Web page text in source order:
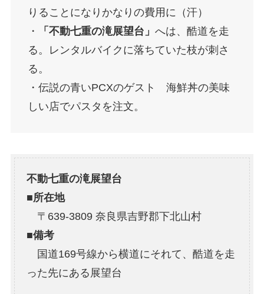
りることになりかなりの費用に（汗）
・
「不動七重の滝展望台」 へは、酷道を走
る。レンタルバイクに落ちていた枝が刺さ
る。
・伝説の青いPCXのゲスト 海鮮丼の美味
しい店でパスタを注文。
不動七重の滝展望台
■所在地
〒639-3809 奈良県吉野郡下北山村
■備考
国道169号線から横道にそれて、酷道を走
った先にある展望台